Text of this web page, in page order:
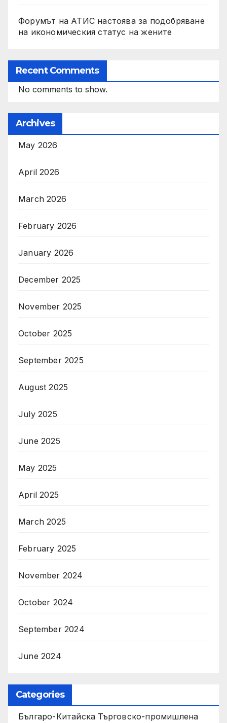
Форумът на АТИС настоява за подобряване
на икономическия статус на жените
Recent Comments
No comments to show.
Archives
May 2026
April 2026
March 2026
February 2026
January 2026
December 2025
November 2025
October 2025
September 2025
August 2025
July 2025
June 2025
May 2025
April 2025
March 2025
February 2025
November 2024
October 2024
September 2024
June 2024
Categories
Българо-Китайска Търговско-промишлена